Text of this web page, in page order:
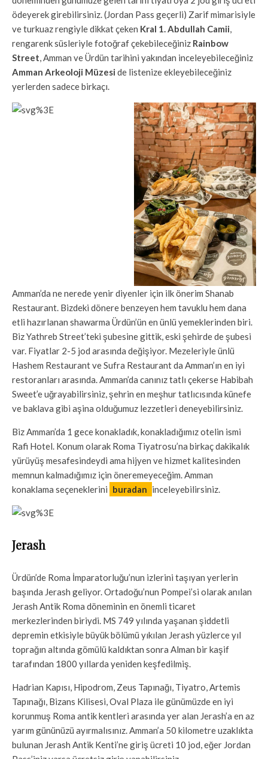
ödeyerek girebilirsiniz. (Jordan Pass geçerli) Zarif mimarisiyle
ve turkuaz rengiyle dikkat çeken Kral 1. Abdullah Camii
rengarenk süsleriyle fotoğraf çekebileceğiniz Rainbow
Street , Amman ve Ürdün tarihini yakından inceleyebileceğiniz
Amman Arkeoloji Müzesi de listenize ekleyebileceğiniz
yerlerden sadece birkaçı.
Amman’da ne nerede yenir diyenler için ilk önerim Shanab
Restaurant. Bizdeki dönere benzeyen hem tavuklu hem dana
etli hazırlanan shawarma Ürdün’ün en ünlü yemeklerinden biri.
Biz Yathreb Street’teki şubesine gittik, eski şehirde de şubesi
var. Fiyatlar 2-5 jod arasında değişiyor. Mezeleriyle ünlü
Hashem Restaurant ve Sufra Restaurant da Amman’ın en iyi
restoranları arasında. Amman’da canınız tatlı çekerse Habibah
Sweet’e uğrayabilirsiniz, şehrin en meşhur tatlıcısında künefe
ve baklava gibi aşina olduğumuz lezzetleri deneyebilirsiniz.
Biz Amman’da 1 gece konakladık, konakladığımız otelin ismi
Rafi Hotel. Konum olarak Roma Tiyatrosu’na birkaç dakikalık
yürüyüş mesafesindeydi ama hijyen ve hizmet kalitesinden
memnun kalmadığımız için öneremeyeceğim. Amman
konaklama seçeneklerini buradan inceleyebilirsiniz.
Jerash
Ürdün’de Roma İmparatorluğu’nun izlerini taşıyan yerlerin
başında Jerash geliyor. Ortadoğu’nun Pompei’si olarak anılan
Jerash Antik Roma döneminin en önemli ticaret
merkezlerinden biriydi. MS 749 yılında yaşanan şiddetli
depremin etkisiyle büyük bölümü yıkılan Jerash yüzlerce yıl
toprağın altında gömülü kaldıktan sonra Alman bir kaşif
tarafından 1800 yıllarda yeniden keşfedilmiş.
Hadrian Kapısı, Hipodrom, Zeus Tapınağı, Tiyatro, Artemis
Tapınağı, Bizans Kilisesi, Oval Plaza ile günümüzde en iyi
korunmuş Roma antik kentleri arasında yer alan Jerash’a en az
yarım gününüzü ayırmalısınız. Amman’a 50 kilometre uzaklıkta
bulunan Jerash Antik Kenti’ne giriş ücreti 10 jod, eğer Jordan